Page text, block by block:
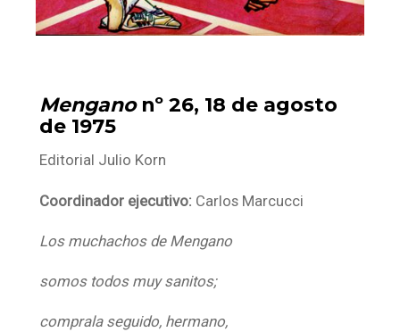
Menganonº 26, 18 de agosto
de 1975
Editorial Julio Korn
Coordinador ejecutivo: Carlos Marcucci
Los muchachos de Mengano
somos todos muy sanitos;
comprala seguido, hermano,